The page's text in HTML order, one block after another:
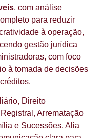
, com análise
para reduzir
à operação,
gestão jurídica
com foco
à tomada de decisões
Direito
Arrematação
e Sucessões. Alia